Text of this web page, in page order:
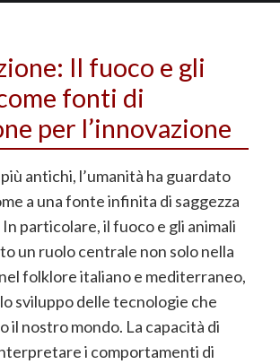
Il fuoco e gli
fonti di
per l’innovazione
antichi, l’umanità ha guardato
a una fonte infinita di saggezza
particolare, il fuoco e gli animali
un ruolo centrale non solo nella
folklore italiano e mediterraneo,
sviluppo delle tecnologie che
il nostro mondo. La capacità di
i comportamenti di